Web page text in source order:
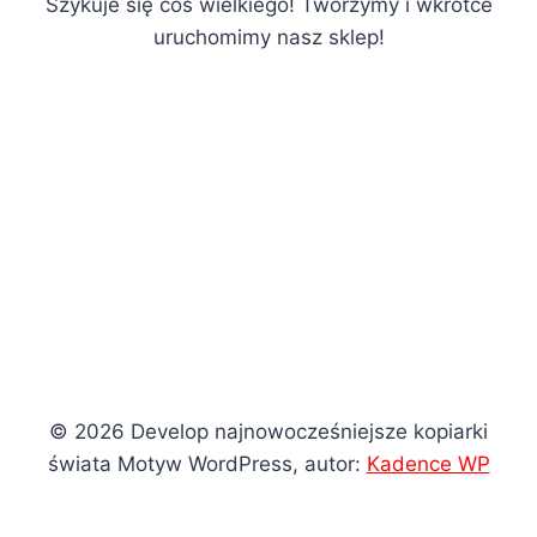
uruchomimy nasz sklep!
© 2026 Develop najnowocześniejsze kopiarki
świata Motyw WordPress, autor: Kadence WP